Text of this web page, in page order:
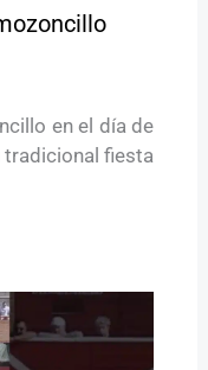
en el día de
tradicional fiesta